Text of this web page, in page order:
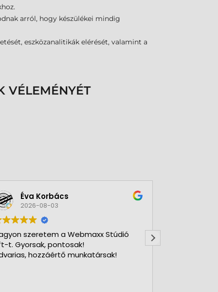
arról, hogy készülékei mindig
eszközanalitikák elérését, valamint a
VÉLEMÉNYÉT
Éva Korbács
2026-08-03
szeretem a Webmaxx Stúdió
t. Gyorsak, pontosak!
hozzáértő munkatársak!